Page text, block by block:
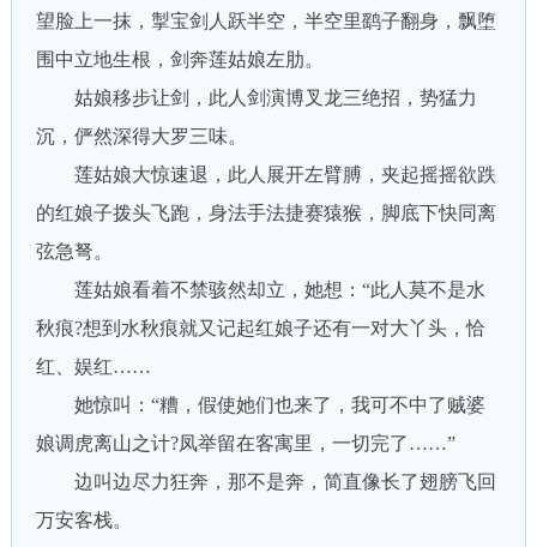
望脸上一抹，掣宝剑人跃半空，半空里鹞子翻身，飘堕
围中立地生根，剑奔莲姑娘左肋。
姑娘移步让剑，此人剑演博叉龙三绝招，势猛力
沉，俨然深得大罗三味。
莲姑娘大惊速退，此人展开左臂膊，夹起摇摇欲跌
的红娘子拨头飞跑，身法手法捷赛猿猴，脚底下快同离
弦急弩。
莲姑娘看着不禁骇然却立，她想：“此人莫不是水
秋痕?想到水秋痕就又记起红娘子还有一对大丫头，恰
红、娱红……
她惊叫：“糟，假使她们也来了，我可不中了贼婆
娘调虎离山之计?凤举留在客寓里，一切完了……”
边叫边尽力狂奔，那不是奔，简直像长了翅膀飞回
万安客栈。